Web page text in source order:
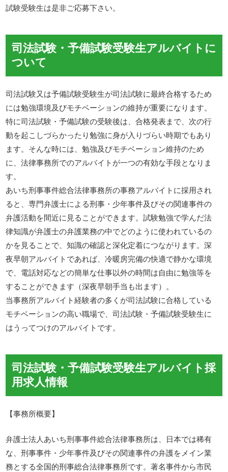
試験受験生は是非ご応募下さい。
司法試験・予備試験受験生アルバイトに
ついて
司法試験又は予備試験受験生が司法試験に最終合格するため
には勉強環境及びモチベーションの維持が重要になります。
特に司法試験・予備試験の受験後は、合格発表まで、次の行
動を起こしづらかったり勉強に身が入りづらい時期でもあり
ます。そんな時には、勉強及びモチベーション維持のため
に、法律事務所でのアルバイトが一つの有効な手段となりま
す。
あいち刑事事件総合法律事務所の事務アルバイトに採用され
ると、専門弁護士による刑事・少年事件及びその関連事件の
弁護活動を間近に見ることができます。試験勉強で学んだ法
律知識が弁護士の弁護業務の中でどのように使われているの
かを見ることで、知識の確認と深化定着につながります。深
夜早朝アルバイトであれば、冷暖房完備の快適で静かな環境
で、電話対応などの簡単な仕事以外の時間は自由に勉強等を
することができます（深夜早朝手当も出ます）。
当事務所アルバイト経験者の多くが司法試験に合格している
モチベーションの高い職場で、司法試験・予備試験受験生に
はうってつけのアルバイトです。
司法試験・予備試験受験生アルバイト採
用求人情報
【事務所概要】
弁護士法人あいち刑事事件総合法律事務所は、日本では稀有
な、刑事事件・少年事件及びその関連事件の弁護をメイン業
務とする全国的刑事総合法律事務所です。著名事件から市民